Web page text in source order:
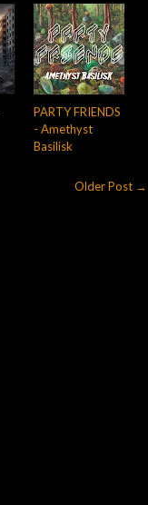
PARTY FRIENDS
- Amethyst
Basilisk
Older Post →